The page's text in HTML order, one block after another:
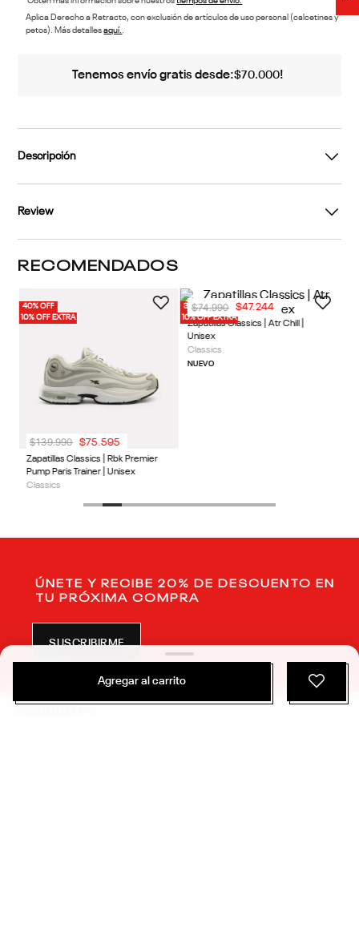
Conoce nuestrosmétodos de pago
petos). Más detalles aquí..
Descripción
Cuidados
Detalles
Review
30% OFF
10% OFF EXTRA
990 $47.244
Agregar al carrito